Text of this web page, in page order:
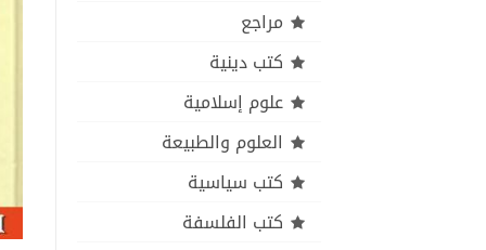
مراجع
كتب دينية
علوم إسلامية
العلوم والطبيعة
كتب سياسية
كتب الفلسفة